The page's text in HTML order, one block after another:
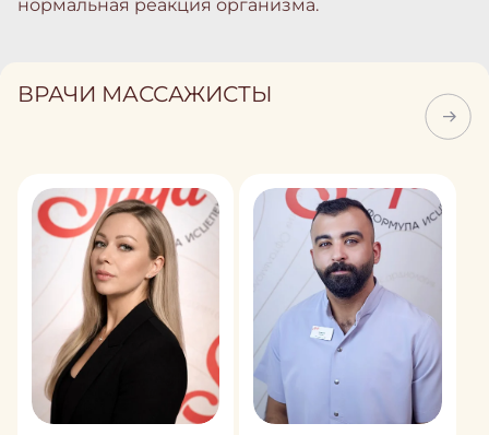
нормальная реакция организма.
ВРАЧИ МАССАЖИСТЫ